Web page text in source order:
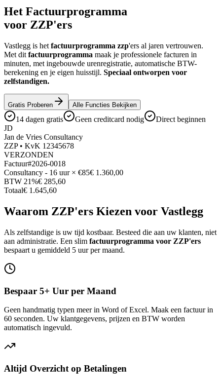
Het Factuurprogramma
voor ZZP'ers
Vastlegg is het factuurprogramma zzp'ers al jaren vertrouwen.
Met dit factuurprogramma maak je professionele facturen in
minuten, met ingebouwde urenregistratie, automatische BTW-
berekening en je eigen huisstijl. Speciaal ontworpen voor
zelfstandigen.
Gratis Proberen Alle Functies Bekijken
14 dagen gratis Geen creditcard nodig
Direct beginnen
JD
Jan de Vries Consultancy
ZZP • KvK 12345678
VERZONDEN
Factuur#2026-0018
Consultancy - 16 uur × €85€ 1.360,00
BTW 21%€ 285,60
Totaal€ 1.645,60
Waarom ZZP'ers Kiezen voor Vastlegg
Als zelfstandige is uw tijd kostbaar. Besteed die aan uw klanten, niet
aan administratie. Een slim factuurprogramma voor ZZP'ers
bespaart u gemiddeld 5 uur per maand.
Bespaar 5+ Uur per Maand
Geen handmatig typen meer in Word of Excel. Maak een factuur in
60 seconden. Uw klantgegevens, prijzen en BTW worden
automatisch ingevuld.
Altijd Overzicht op Betalingen